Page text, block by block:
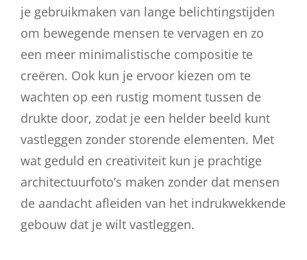
je gebruikmaken van lange belichtingstijden
om bewegende mensen te vervagen en zo
een meer minimalistische compositie te
creëren. Ook kun je ervoor kiezen om te
wachten op een rustig moment tussen de
drukte door, zodat je een helder beeld kunt
vastleggen zonder storende elementen. Met
wat geduld en creativiteit kun je prachtige
architectuurfoto’s maken zonder dat mensen
de aandacht afleiden van het indrukwekkende
gebouw dat je wilt vastleggen.